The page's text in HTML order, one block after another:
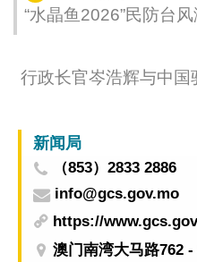
“水晶鱼2026”民防台风
行政长官岑浩辉与中国
新闻局
（853）2833 2886
info@gcs.gov.mo
https://
澳门南湾大马路762